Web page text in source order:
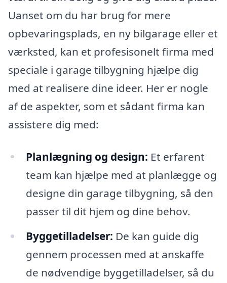
Uanset om du har brug for mere
opbevaringsplads, en ny bilgarage eller et
værksted, kan et profesisonelt firma med
speciale i garage tilbygning hjælpe dig
med at realisere dine ideer. Her er nogle
af de aspekter, som et sådant firma kan
assistere dig med:
Planlægning og design: Et erfarent
team kan hjælpe med at planlægge og
designe din garage tilbygning, så den
passer til dit hjem og dine behov.
Byggetilladelser: De kan guide dig
gennem processen med at anskaffe
de nødvendige byggetilladelser, så du